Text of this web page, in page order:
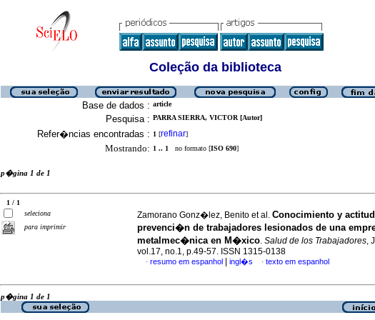
Coleção da biblioteca
Base de dados : article
Pesquisa : PARRA SIERRA, VICTOR [Autor]
Refer�ncias encontradas : 1 [refinar]
Mostrando: 1 .. 1 no formato [ISO 690]
p�gina 1 de 1
1 / 1
seleciona
para imprimir
Zamorano Gonz�lez, Benito et al. Conocimiento y
prevenci�n de trabajadores lesionados de una
metalmec�nica en M�xico. Salud de los Trabajadores,
vol.17, no.1, p.49-57. ISSN 1315-0138
· resumo em espanhol ingl�s · texto em espanhol
p�gina 1 de 1